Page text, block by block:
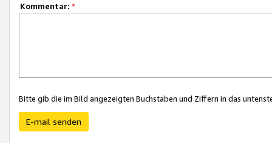
Kommentar: *
Bitte gib die im Bild angezeigten Buchstaben und Ziffern in das
E-mail senden